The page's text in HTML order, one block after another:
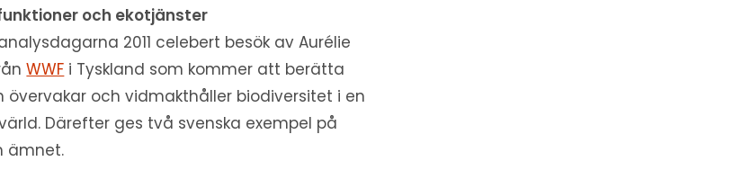
och ekotjänster
2011 celebert besök av Aurélie
WWF i Tyskland som kommer att berätta
övervakar och vidmakthåller biodiversitet i en
Därefter ges två svenska exempel på
ämnet.